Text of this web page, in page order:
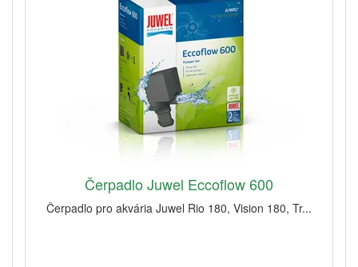
Čerpadlo Juwel Eccoflow 600
Čerpadlo pro akvária Juwel Rio 180, Vision 180, Tr...